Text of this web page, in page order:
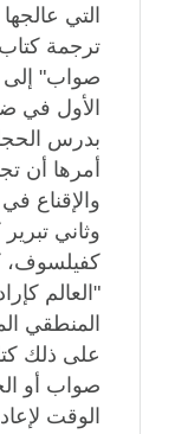
التي
ترجمة
صواب" إلى
الأول في
بدرس
أمرها أن
والإقناع
وثاني
كفيلسوف،
"العالم
المنطقي
على ذلك
صواب أو
الوقت